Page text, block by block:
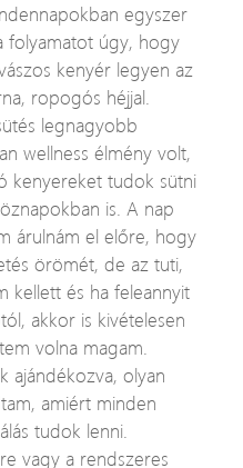
egyszer
folyamatot úgy, hogy
kenyér legyen az
ropogós héjjal.
legnagyobb
wellness élmény volt,
kenyereket tudok sütni
is. A nap
árulnám el előre, hogy
örömét, de az tuti,
kellett és ha feleannyit
akkor is kivételesen
volna magam.
ajándékozva, olyan
amiért minden
tudok lenni.
vagy a rendszeres